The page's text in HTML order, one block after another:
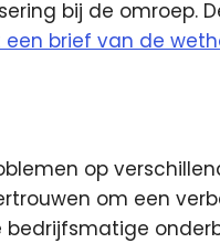
bij de omroep.
een brief van de
op
om een